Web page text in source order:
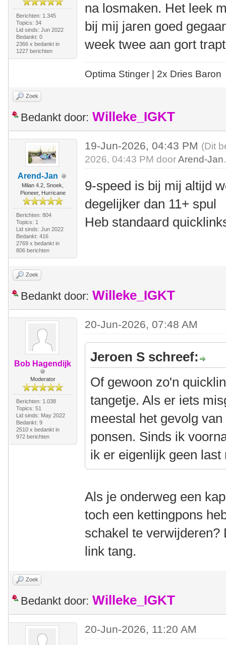
Berichten: 1.345
Topics: 34
Lid sinds: Jun 2022
Bedankt: 0
2366 x bedankt in
1227 berichten
na losmaken. Het leek
bij mij jaren goed
week twee aan gort
Optima Stinger | 2x Dries Baron
Zoek
Bedankt door: Willeke_IGKT
Arend-Jan
Milan 4.2, Snoek,
Pioneer, Hurricane
Berichten: 804
Topics: 1
Lid sinds: Jun 2022
Bedankt: 416
2769 x bedankt in
806 berichten
19-Jun-2026, 04:43 PM (Dit
2026, 04:43 PM doorArend-Jan
9-speed is bij mij altijd
degelijker dan 11+ spul
Heb standaard
Zoek
Bedankt door: Willeke_IGKT
Bob Hagendijk
Moderator
Berichten: 1.038
Topics: 51
Lid sinds: May 2022
Bedankt: 9
2510 x bedankt in
972 berichten
20-Jun-2026, 07:48 AM
Jeroen S schreef:
Of gewoon zo'n
tangetje. Als er iets
meestal het gevolg
ponsen. Sinds ik
ik er eigenlijk geen last
Als je onderweg een
toch een kettingpons
schakel te verwijderen?
link tang.
Zoek
Bedankt door: Willeke_IGKT
20-Jun-2026, 11:20 AM